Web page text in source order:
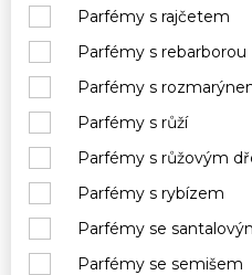
Parfémy s rajčetem
Parfémy s rebarborou
Parfémy s
Parfémy s růží
Parfémy s růžovým
Parfémy s rybízem
Parfémy se
Parfémy se semišem